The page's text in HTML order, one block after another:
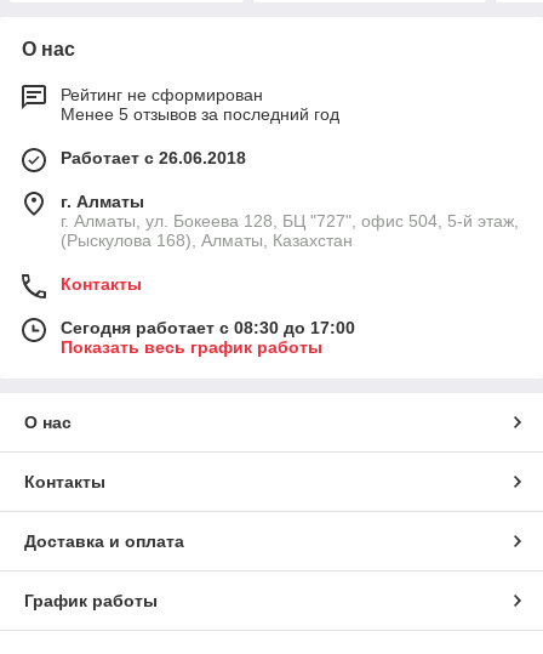
О нас
Рейтинг не сформирован
Менее 5 отзывов за последний год
Работает с 26.06.2018
г. Алматы
г. Алматы, ул. Бокеева 128, БЦ "727", офис 504, 5-й этаж,
(Рыскулова 168), Алматы, Казахстан
Контакты
Сегодня работает с 08:30 до 17:00
Показать весь график работы
О нас
Контакты
Доставка и оплата
График работы